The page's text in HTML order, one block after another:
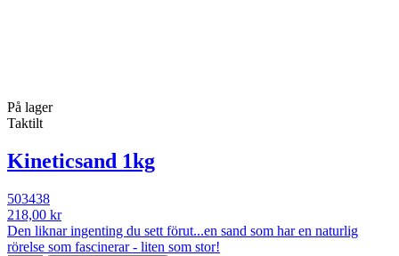
På lager
Taktilt
Kineticsand 1kg
503438
218,00 kr
Den liknar ingenting du sett förut...en sand som har en naturlig
rörelse som fascinerar - liten som stor!